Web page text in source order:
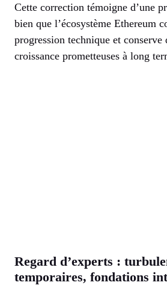
Cette correction témoigne d’une
bien que l’écosystème Ethereum
progression technique et conserve
croissance prometteuses à long
Regard d’experts :
temporaires, fondations